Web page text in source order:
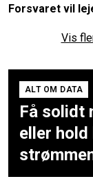
Forsvaret vil
Vis
ALT OM DATA
Få solidt
eller